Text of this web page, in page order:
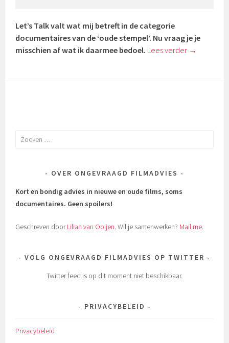
Let’s Talk valt wat mij betreft in de categorie
documentaires van de ‘oude stempel’. Nu vraag je je
misschien af wat ik daarmee bedoel. Lees verder →
Zoeken
OVER ONGEVRAAGD FILMADVIES
Kort en bondig advies in nieuwe en oude films, soms
documentaires. Geen spoilers!
Geschreven doorLilian van Ooijen. Wil je samenwerken? Mail me.
VOLG ONGEVRAAGD FILMADVIES OP TWITTER
Twitter feed is op dit moment niet beschikbaar.
PRIVACYBELEID
Privacybeleid